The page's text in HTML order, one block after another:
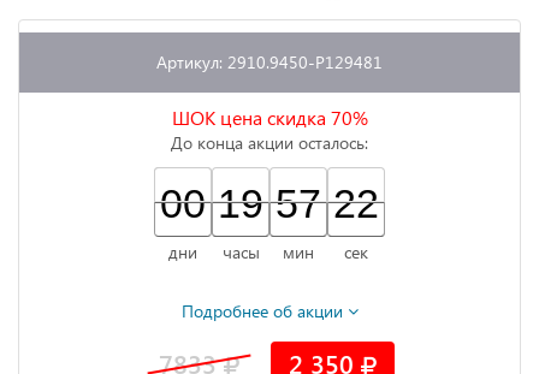
Артикул: 2910.9450-P129481
ШОК цена скидка 70%
До конца акции осталось:
00
00
00
дни
19
19
00
часы
57
57
00
мин
21
21
22
сек
Подробнее об акции
7833 2 350